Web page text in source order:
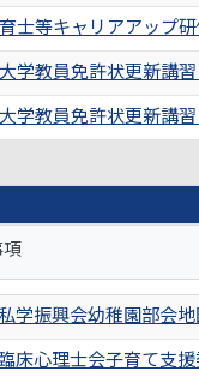
士等キャリアアップ
学教員免許状更新講
学教員免許状更新講
学振興会幼稚園部会
床心理士会子育て支